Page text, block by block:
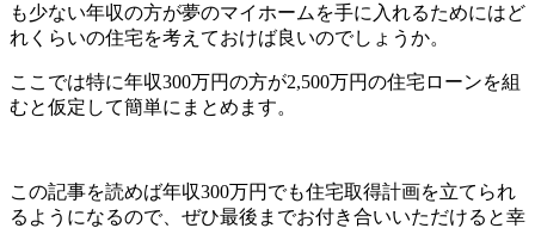
も少ない年収の方が夢のマイホームを手に入れるためにはど
れくらいの住宅を考えておけば良いのでしょうか。
ここでは特に年収300万円の方が2,500万円の住宅ローンを組
むと仮定して簡単にまとめます。
この記事を読めば年収300万円でも住宅取得計画を立てられ
るようになるので、ぜひ最後までお付き合いいただけると幸